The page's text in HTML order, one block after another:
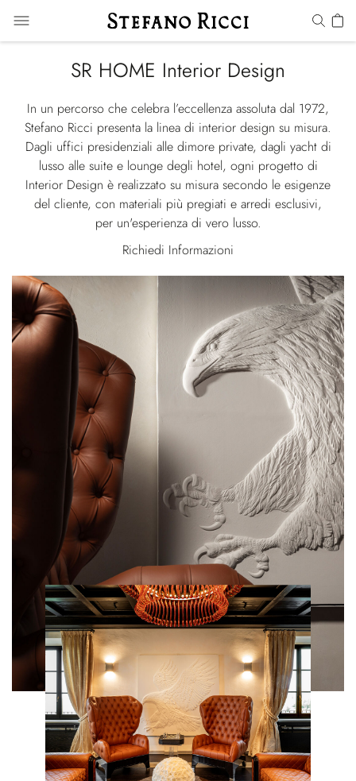
SR HOME Interior Design
In un percorso che celebra l’eccellenza assoluta dal 1972,
Stefano Ricci presenta la linea di interior design su misura.
Dagli uffici presidenziali alle dimore private, dagli yacht di
lusso alle suite e lounge degli hotel, ogni progetto di
Interior Design è realizzato su misura secondo le esigenze
del cliente, con materiali più pregiati e arredi esclusivi,
per un'esperienza di vero lusso.
Richiedi Informazioni